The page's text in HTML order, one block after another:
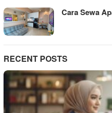
Cara Sewa
RECENT POSTS